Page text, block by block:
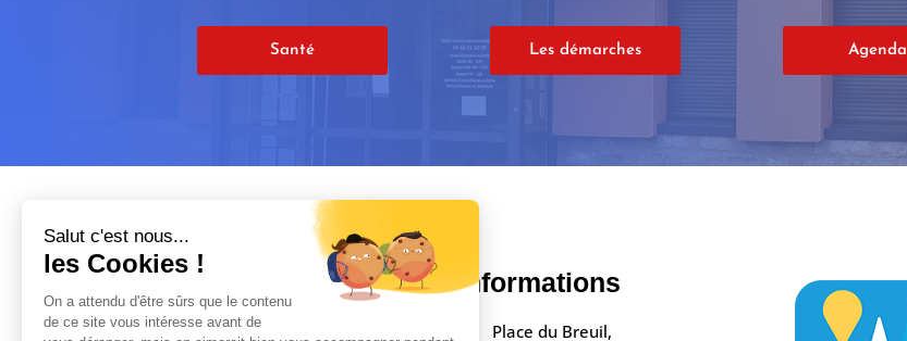
Salut c'est nous...
les Cookies !
On a attendu d'être sûrs que le contenu
de ce site vous intéresse avant de
Santé Les démarches Agenda
Informations
Place du Breuil,